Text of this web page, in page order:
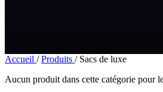
Accueil / Produits / Sacs de luxe
Aucun produit dans cette catégorie pour